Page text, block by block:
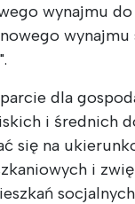
wynajmu do
wynajmu
dla
i średnich
się na
i